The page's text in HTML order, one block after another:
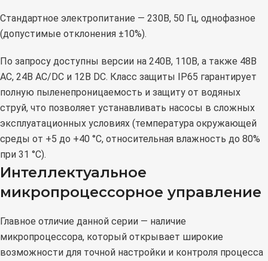
Стандартное электропитание — 230В, 50 Гц, однофазное
(допустимые отклонения ±10%).
По запросу доступны версии на 240В, 110В, а также 48В
AC, 24В AC/DC и 12В DC. Класс защиты IP65 гарантирует
полную пыленепроницаемость и защиту от водяных
струй, что позволяет устанавливать насосы в сложных
эксплуатационных условиях (температура окружающей
среды от +5 до +40 °C, относительная влажность до 80%
при 31 °C).
Интеллектуальное
микропроцессорное управление
Главное отличие данной серии — наличие
микропроцессора, который открывает широкие
возможности для точной настройки и контроля процесса